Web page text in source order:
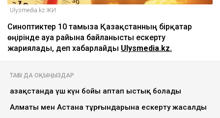
Ulysmedia.kz ЖИ
Синоптиктер 10 тамызға Қазақстанның бірқатар
өңірінде ауа райына байланысты ескерту
жариялады, деп хабарлайды Ulysmedia.kz.
ТАҒЫ ДА ОҚЫҢЫЗДАР
Қазақстанда үш күн бойы аптап ыстық болады
Алматы мен Астана тұрғындарына ескерту жасалды